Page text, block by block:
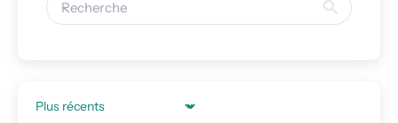
Sort by